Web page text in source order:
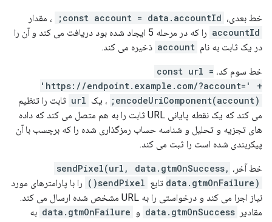
خط بعدی، const account = data.accountId;
، مقدار
accountId
را که در مرحله 5 ایجاد شده بود دریافت می کند و آن را
در یک ثابت به نام account ذخیره می کند.
خط سوم کد، const url =
'https://endpoint.example.com/?account=' +
encodeUriComponent(account);
، یک url ثابت را تنظیم
می کند که یک نقطه پایانی URL ثابت را به هم متصل می کند که داده
های تجزیه و تحلیل و شناسه حساب رمزگذاری شده را که برچسب با آن
پیکربندی شده است را ثبت می کند.
خط آخر، sendPixel(url, data.gtmOnSuccess,
data.gtmOnFailure) تابع sendPixel()
را با پارامترهای مورد
نیاز اجرا می کند و درخواستی را به URL مشخص شده ارسال می کند.
مقادیر data.gtmOnSuccess و data.gtmOnFailure به